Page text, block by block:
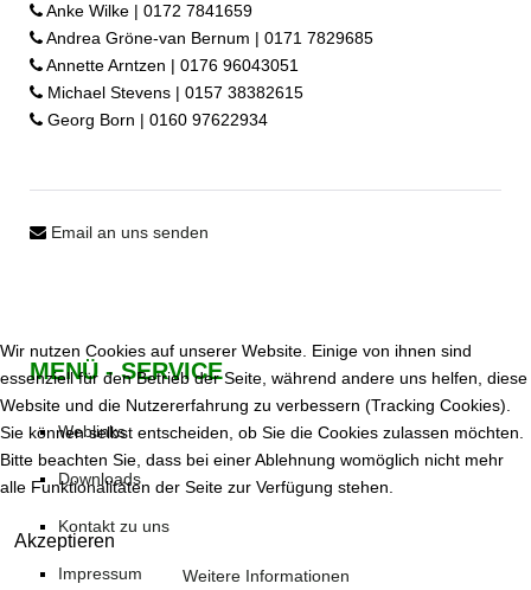
Anke Wilke | 0172 7841659
Andrea Gröne-van Bernum | 0171 7829685
Annette Arntzen | 0176 96043051
Michael Stevens | 0157 38382615
Georg Born | 0160 97622934
Email an uns senden
MENÜ - SERVICE
Weblinks
Downloads
Kontakt zu uns
Impressum
Wir nutzen Cookies auf unserer Website. Einige von ihnen sind
essenziell für den Betrieb der Seite, während andere uns helfen, diese
Website und die Nutzererfahrung zu verbessern (Tracking Cookies).
Sie können selbst entscheiden, ob Sie die Cookies zulassen möchten.
Bitte beachten Sie, dass bei einer Ablehnung womöglich nicht mehr
alle Funktionalitäten der Seite zur Verfügung stehen.
Akzeptieren
Weitere Informationen